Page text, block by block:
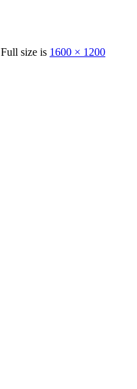
Full size is 1600 × 1200